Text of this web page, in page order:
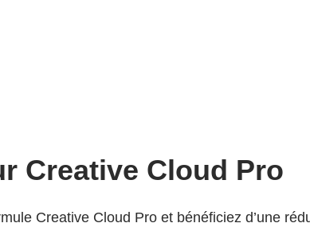
Creative Cloud Pro
Creative Cloud Pro et bénéficiez d’une